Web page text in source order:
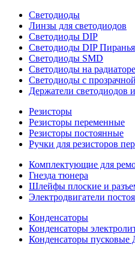
Светодиоды
Линзы для светодиодов
Светодиоды DIP
Светодиоды DIP Пиранья
Светодиоды SMD
Светодиоды на радиаторе
Светодиоды с
Держатели светодиодов
Резисторы
Резисторы переменные
Резисторы постоянные
Ручки для резисторов
Комплектующие для
Гнезда тюнера
Шлейфы плоские и
Электродвигатели
Конденсаторы
Конденсаторы
Конденсаторы пусковые